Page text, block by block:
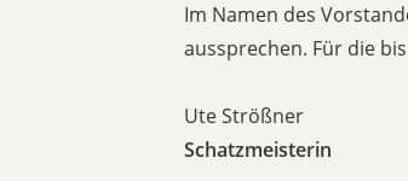
Im Namen des
aussprechen. Für die
Ute Strößner
Schatzmeisterin